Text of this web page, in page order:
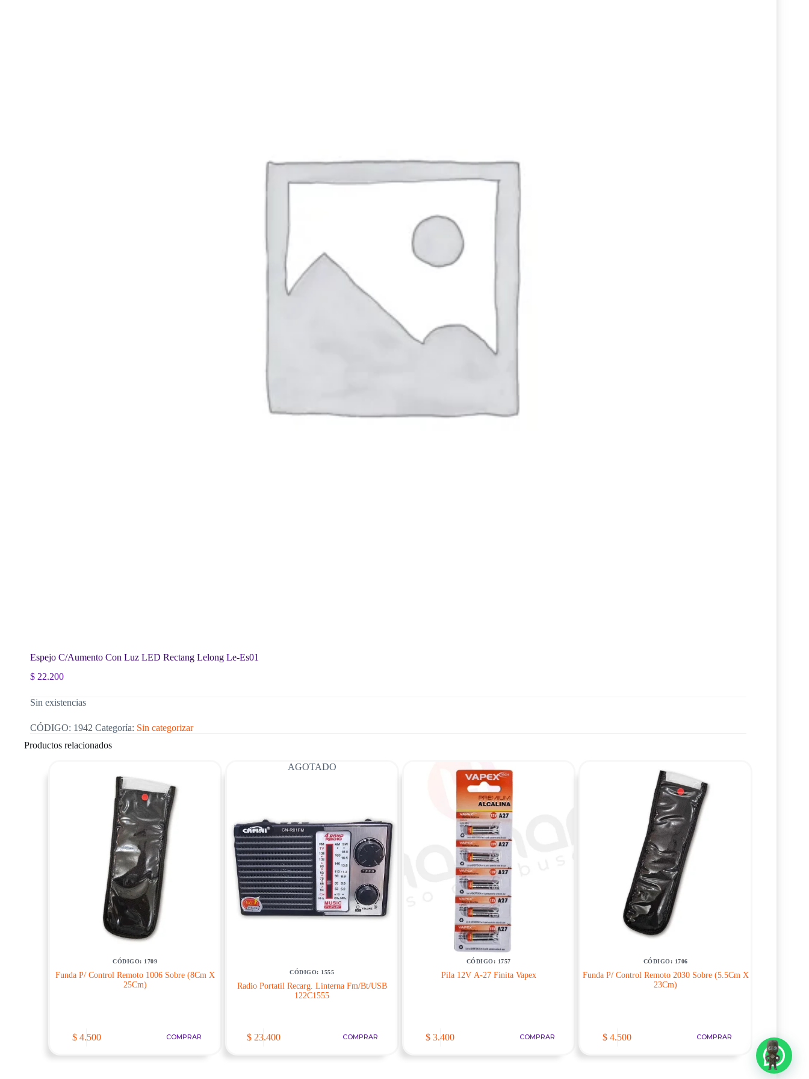
Espejo C/Aumento Con Luz LED Rectang Lelong Le-Es01
$ 22.200
Sin existencias
CÓDIGO: 1942 Categoría: Sin categorizar
Productos relacionados
CÓDIGO: 1709
Funda P/ Control Remoto 1006 Sobre (8Cm X
25Cm)
$4.500 COMPRAR
AGOTADO
CÓDIGO: 1555
Radio Portatil Recarg. Linterna Fm/Bt/USB
122C1555
$23.400 COMPRAR
CÓDIGO: 1757
Pila 12V A-27 Finita Vapex
$ 3.400 COMPRAR
CÓDIGO: 1706
Funda P/ Control Remoto 2030 Sobre (5.5Cm X
23Cm)
$ 4.500 COMPRAR